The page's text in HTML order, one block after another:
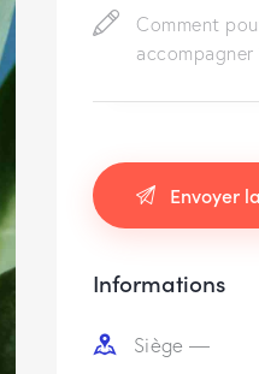
Informations
Siège —